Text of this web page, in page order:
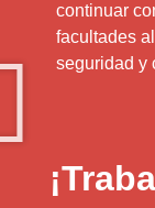
continuar
facultades
seguridad y